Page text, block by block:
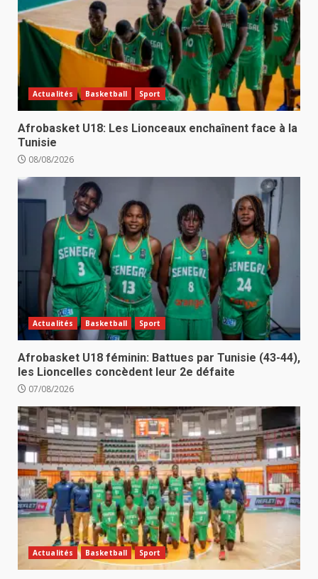
Actualités Basketball Sport
Afrobasket U18: Les Lionceaux enchaînent face à la
Tunisie
08/08/2026
Actualités Basketball Sport
Afrobasket U18 féminin: Battues par Tunisie (43-44),
les Lioncelles concèdent leur 2e défaite
07/08/2026
Actualités Basketball Sport